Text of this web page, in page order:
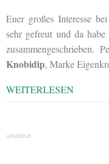
Euer großes Interesse
sehr gefreut und da
zusammengeschrieben.
Knobidip, Marke
WEITERLESEN
ANZEIGE